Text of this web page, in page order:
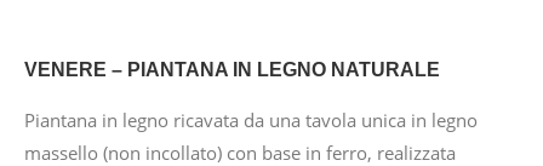
VENERE – PIANTANA IN LEGNO NATURALE
Piantana in legno ricavata da una tavola unica in legno
massello (non incollato) con base in ferro, realizzata